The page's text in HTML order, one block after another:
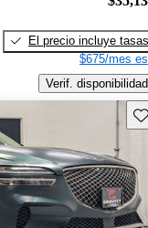
El precio incluye tasas
$675/mes
Verif. disponibilidad